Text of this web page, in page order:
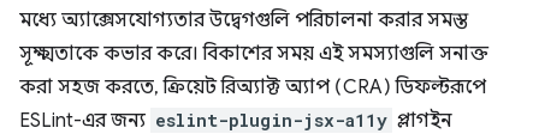
মধ্যে অ্যাক্সেসযোগ্যতার উদ্বেগগুলি পরিচালনা করার সমস্ত
সূক্ষ্মতাকে কভার করে। বিকাশের সময় এই সমস্যাগুলি সনাক্ত
করা সহজ করতে, ক্রিয়েট রিঅ্যাক্ট অ্যাপ (CRA) ডিফল্টরূপে
ESLint-এর জন্য eslint-plugin-jsx-a11y প্লাগইন